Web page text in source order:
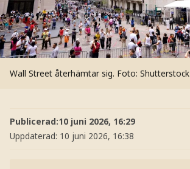
Wall Street återhämtar sig. Foto: Shutterstock
Publicerad:10 juni 2026, 16:29
Uppdaterad: 10 juni 2026, 16:38